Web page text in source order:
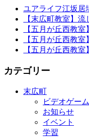
ユアライフ江坂居
【末広町教室】流
【五月が丘西教
【五月が丘西教
【五月が丘西教
カテゴリー
末広町
ビデオゲーム
お知らせ
イベント
学習